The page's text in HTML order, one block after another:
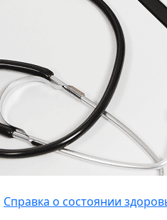
Справка о состоянии